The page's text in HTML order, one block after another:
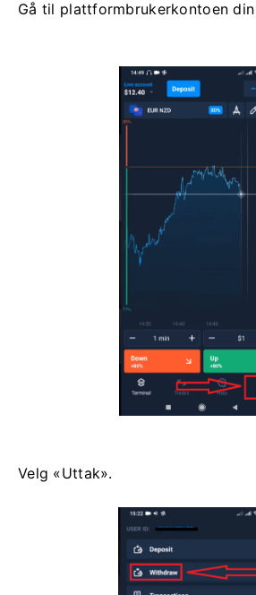
Gå til plattformbrukerkontoen
Velg «Uttak».